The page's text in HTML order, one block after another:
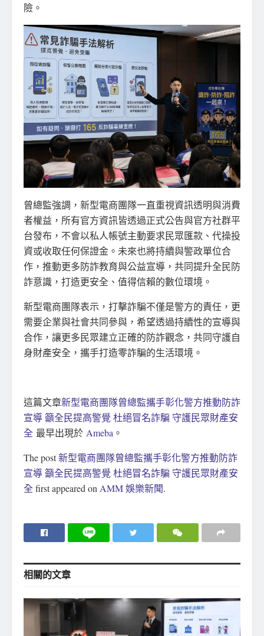
險。
曾總監強調，新型電商團隊一直重視資訊透明與消費
者權益，所有官方資訊皆透過正式公告與官方社群平
台發布，不會以私人帳號主動要求民眾匯款、代操投
資或收取任何保證金。未來也將持續與警政單位合
作，推動更多防詐教育與公益宣導，共同提升全民防
詐意識，打造更安全、值得信賴的數位環境。
新型電商團隊表示，打擊詐騙不僅是警方的責任，更
需要企業與社會共同參與，希望透過持續性的宣導與
合作，讓更多民眾建立正確的防詐觀念，共同守護自
身財產安全，攜手打造零詐騙的生活環境。
這篇文章新型電商團隊曾總監攜手彰化警方推動防詐
宣導 籲全民提高警覺 杜絕冒名詐騙 守護民眾財產安
全 最早出現於 Ameba 。
The post新型電商團隊曾總監攜手彰化警方推動防詐
宣導 籲全民提高警覺 杜絕冒名詐騙 守護民眾財產安
全 first appeared on AMM 娛樂新聞.
相關的文章